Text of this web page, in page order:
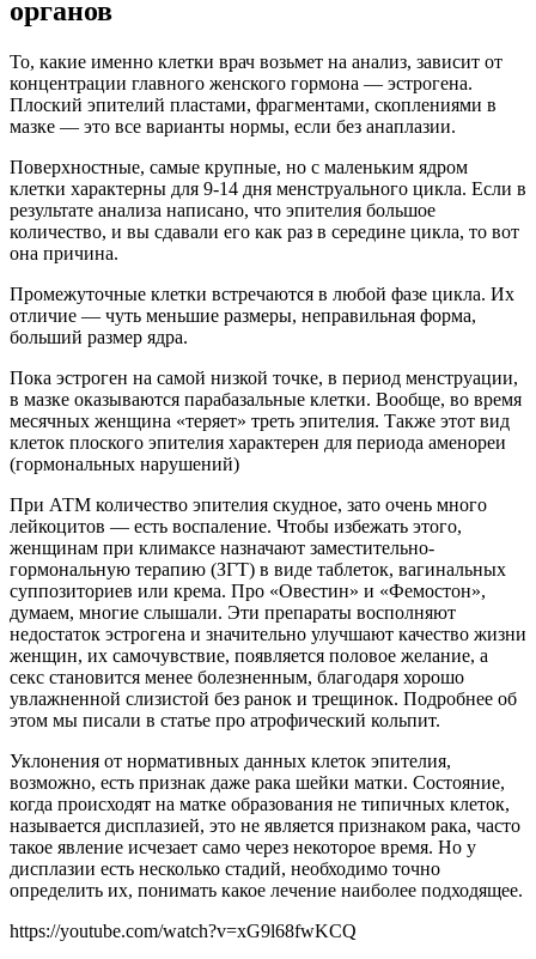
органов
То, какие именно клетки врач возьмет на анализ, зависит от
концентрации главного женского гормона — эстрогена.
Плоский эпителий пластами, фрагментами, скоплениями в
мазке — это все варианты нормы, если без анаплазии.
Поверхностные, самые крупные, но с маленьким ядром
клетки характерны для 9-14 дня менструального цикла. Если в
результате анализа написано, что эпителия большое
количество, и вы сдавали его как раз в середине цикла, то вот
она причина.
Промежуточные клетки встречаются в любой фазе цикла. Их
отличие — чуть меньшие размеры, неправильная форма,
больший размер ядра.
Пока эстроген на самой низкой точке, в период менструации,
в мазке оказываются парабазальные клетки. Вообще, во время
месячных женщина «теряет» треть эпителия. Также этот вид
клеток плоского эпителия характерен для периода аменореи
(гормональных нарушений)
При АТМ количество эпителия скудное, зато очень много
лейкоцитов — есть воспаление. Чтобы избежать этого,
женщинам при климаксе назначают заместительно-
гормональную терапию (ЗГТ) в виде таблеток, вагинальных
суппозиториев или крема. Про «Овестин» и «Фемостон»,
думаем, многие слышали. Эти препараты восполняют
недостаток эстрогена и значительно улучшают качество жизни
женщин, их самочувствие, появляется половое желание, а
секс становится менее болезненным, благодаря хорошо
увлажненной слизистой без ранок и трещинок. Подробнее об
этом мы писали в статье про атрофический кольпит.
Уклонения от нормативных данных клеток эпителия,
возможно, есть признак даже рака шейки матки. Состояние,
когда происходят на матке образования не типичных клеток,
называется дисплазией, это не является признаком рака, часто
такое явление исчезает само через некоторое время. Но у
дисплазии есть несколько стадий, необходимо точно
определить их, понимать какое лечение наиболее подходящее.
https://youtube.com/watch?v=xG9l68fwKCQ